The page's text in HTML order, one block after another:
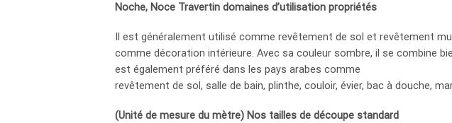
Noche, Noce Travertin domaines d’utilisation propriétés
Il est généralement utilisé comme revêtement de sol et revêtement
comme décoration intérieure. Avec sa couleur sombre, il se combine
est également préféré dans les pays arabes comme
revêtement de sol, salle de bain, plinthe, couloir, évier, bac à douche,
(Unité de mesure du mètre) Nos tailles de découpe standard